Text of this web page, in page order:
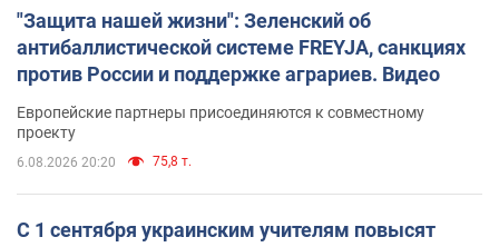
"Защита нашей жизни": Зеленский об
антибаллистической системе FREYJA, санкциях
против России и поддержке аграриев. Видео
Европейские партнеры присоединяются к совместному
проекту
6.08.2026 20:20 75,8 т.
С 1 сентября украинским учителям повысят